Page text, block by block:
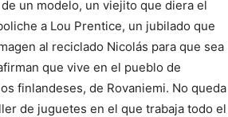
un modelo, un viejito que diera el
a Lou Prentice, un jubilado que
al reciclado Nicolás para que sea
que vive en el pueblo de
finlandeses, de Rovaniemi. No queda
de juguetes en el que trabaja todo el